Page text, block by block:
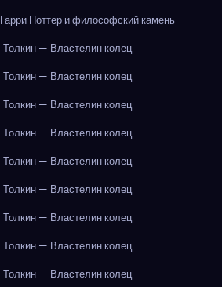
Поттер и философский камень
— Властелин колец
— Властелин колец
— Властелин колец
— Властелин колец
— Властелин колец
— Властелин колец
— Властелин колец
— Властелин колец
— Властелин колец